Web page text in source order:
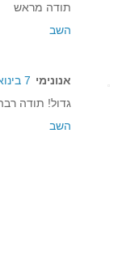
תודה מראש
השב
אנונימי 7 בינואר 2012 בשעה 6:48
גדול! תודה
השב